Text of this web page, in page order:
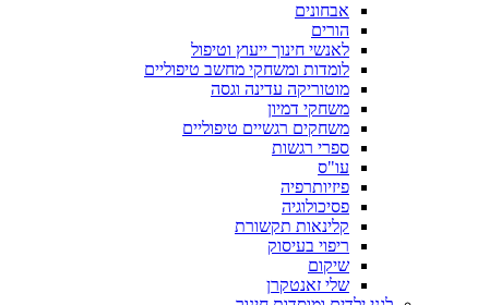
אבחונים
הורים
לאנשי חינוך ייעוץ וטיפול
לומדות ומשחקי מחשב טיפוליים
מוטוריקה עדינה וגסה
משחקי דמיון
משחקים רגשיים טיפוליים
ספרי רגשות
עו"ס
פיזיותרפיה
פסיכולוגיה
קלינאות תקשורת
ריפוי בעיסוק
שיקום
שלי זאנטקרן